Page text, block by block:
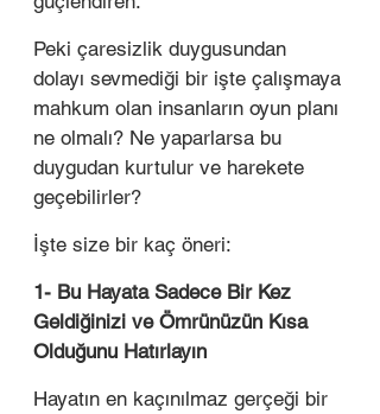
Peki çaresizlik duygusundan
dolayı sevmediği bir işte çalışmaya
mahkum olan insanların oyun planı
ne olmalı? Ne yaparlarsa bu
duygudan kurtulur ve harekete
geçebilirler?
İşte size bir kaç öneri:
1- Bu Hayata Sadece Bir Kez
Geldiğinizi ve Ömrünüzün Kısa
Olduğunu Hatırlayın
Hayatın en kaçınılmaz gerçeği bir